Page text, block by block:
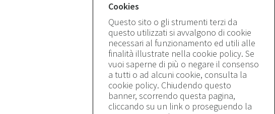
Cookies
Questo sito o gli strumenti terzi da
questo utilizzati si avvalgono di cookie
necessari al funzionamento ed utili alle
finalità illustrate nella cookie policy. Se
vuoi saperne di più o negare il consenso
a tutti o ad alcuni cookie, consulta la
cookie policy. Chiudendo questo
banner, scorrendo questa pagina,
cliccando su un link o proseguendo la